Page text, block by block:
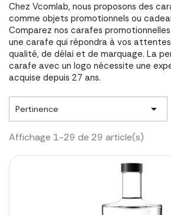
Chez Vcomlab, nous proposons des
comme objets promotionnels ou
Comparez nos carafes
une carafe qui répondra à vos
qualité, de délai et de marquage. La
carafe avec un logo nécessite une
acquise depuis 27 ans.
Pertinence 
Affichage 1-29 de 29 article(s)